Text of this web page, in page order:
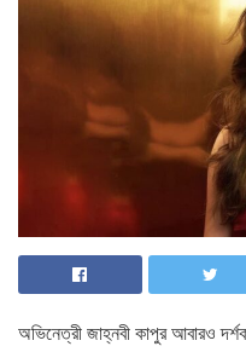
অভিনেত্রী জাহ্নবী কাপুর আবারও